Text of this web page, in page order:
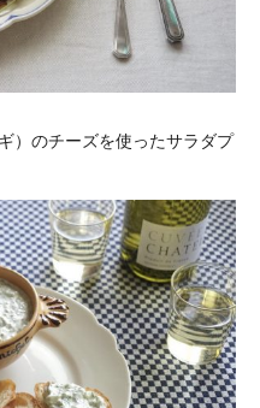
）のチーズを使ったサラダプ